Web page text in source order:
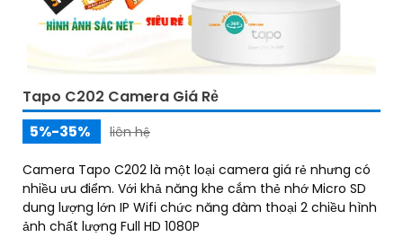
Tapo C202 Camera Giá Rẻ
5%-35%
liên hệ
Camera Tapo C202 là một loại camera giá rẻ nhưng có
nhiều ưu điểm. Với khả năng khe cắm thẻ nhớ Micro SD
dung lượng lớn IP Wifi chức năng đàm thoại 2 chiều hình
ảnh chất lượng Full HD 1080P